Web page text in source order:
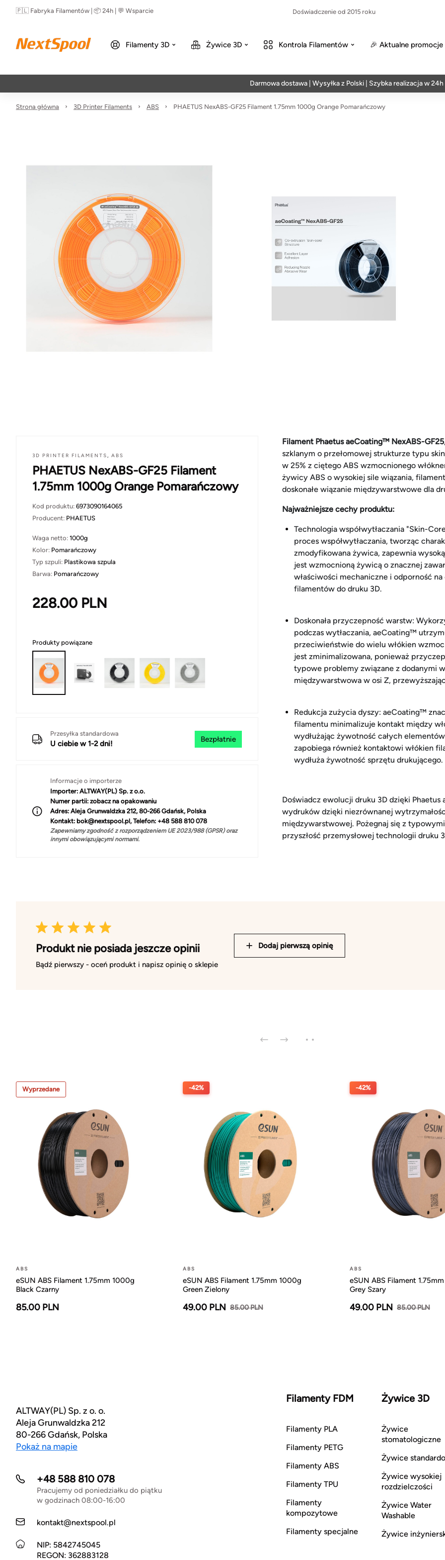
🇵🇱 Fabryka Filamentów | 📦 24h | 💬 Wsparcie Doświadczenie od 2015 roku
Filamenty 3D Żywice 3D Kontrola Filamentów 🎉 Aktualne promocje
Darmowa dostawa | Wysyłka z Polski | Szybka realizacja w 24h
Strona główna 3D Printer Filaments ABS PHAETUS NexABS-GF25 Filament 1.75mm 1000g Orange Pomarańczowy
3D PRINTER FILAMENTS, ABS
PHAETUS NexABS-GF25 Filament
1.75mm 1000g Orange Pomarańczowy
Kod produktu: 6973090164065
Producent: PHAETUS
Waga netto: 1000g
Kolor: Pomarańczowy
Typ szpuli: Plastikowa szpula
Barwa: Pomarańczowy
228.00 PLN
Produkty powiązane
Przesyłka standardowa
U ciebie w 1-2 dni!
Bezpłatnie
Informacje o importerze
Importer: ALTWAY(PL) Sp. z o.o.
Numer partii: zobacz na opakowaniu
Adres: Aleja Grunwaldzka 212, 80-266 Gdańsk, Polska
Kontakt: bok@nextspool.pl, Telefon: +48 588 810 078
Zapewniamy zgodność z rozporządzeniem UE 2023/988 (GPSR) oraz
innymi obowiązującymi normami.
Filament Phaetus aeCoating™ NexABS-GF25
szklanym o przełomowej strukturze typu
w 25% z ciętego ABS wzmocnionego
żywicy ABS o wysokiej sile wiązania,
doskonałe wiązanie międzywarstwowe dla
Najważniejsze cechy produktu:
Technologia współwytłaczania "Skin-
proces współwytłaczania, tworząc
zmodyfikowana żywica, zapewnia
jest wzmocnioną żywicą o znacznej
właściwości mechaniczne i odporność
filamentów do druku 3D.
Doskonała przyczepność warstw:
podczas wytłaczania, aeCoating™
przeciwieństwie do wielu włókien
jest zminimalizowana, ponieważ
typowe problemy związane z dodanymi
międzywarstwowa w osi Z,
Redukcja zużycia dyszy: aeCoating™
filamentu minimalizuje kontakt między
wydłużając żywotność całych
zapobiega również kontaktowi włókien
wydłuża żywotność sprzętu drukującego.
Doświadcz ewolucji druku 3D dzięki
wydruków dzięki niezrównanej
międzywarstwowej. Pożegnaj się z
przyszłość przemysłowej technologii druku
Produkt nie posiada jeszcze opinii
Bądź pierwszy - oceń produkt i napisz opinię o sklepie
Dodaj pierwszą opinię
Wyprzedane
ABS
eSUN ABS Filament 1.75mm 1000g
Black Czarny
85.00 PLN
-42%
ABS
eSUN ABS Filament 1.75mm 1000g
Green Zielony
49.00 PLN 85.00 PLN
-42%
ABS
eSUN ABS Filament
Grey Szary
49.00 PLN 85.00 PLN
ALTWAY(PL) Sp. z o. o.
Aleja Grunwaldzka 212
80-266 Gdańsk, Polska
Pokaż na mapie
+48 588 810 078
Pracujemy od poniedziałku do piątku
w godzinach 08:00-16:00
kontakt@nextspool.pl
NIP: 5842745045
REGON: 362883128
Filamenty FDM
Filamenty PLA
Filamenty PETG
Filamenty ABS
Filamenty TPU
Filamenty
kompozytowe
Filamenty specjalne
Żywice 3D
Żywice
stomatologiczne
Żywice
Żywice wysokiej
rozdzielczości
Żywice Water
Washable
Żywice